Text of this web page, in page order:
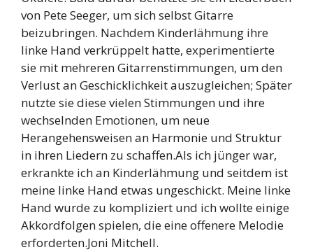
von Pete Seeger, um sich selbst Gitarre
beizubringen. Nachdem Kinderlähmung ihre
linke Hand verkrüppelt hatte, experimentierte
sie mit mehreren Gitarrenstimmungen, um den
Verlust an Geschicklichkeit auszugleichen; Später
nutzte sie diese vielen Stimmungen und ihre
wechselnden Emotionen, um neue
Herangehensweisen an Harmonie und Struktur
in ihren Liedern zu schaffen.Als ich jünger war,
erkrankte ich an Kinderlähmung und seitdem ist
meine linke Hand etwas ungeschickt. Meine linke
Hand wurde zu kompliziert und ich wollte einige
Akkordfolgen spielen, die eine offenere Melodie
erforderten.Joni Mitchell.